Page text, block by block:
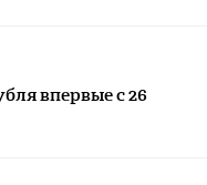
впервые с 26